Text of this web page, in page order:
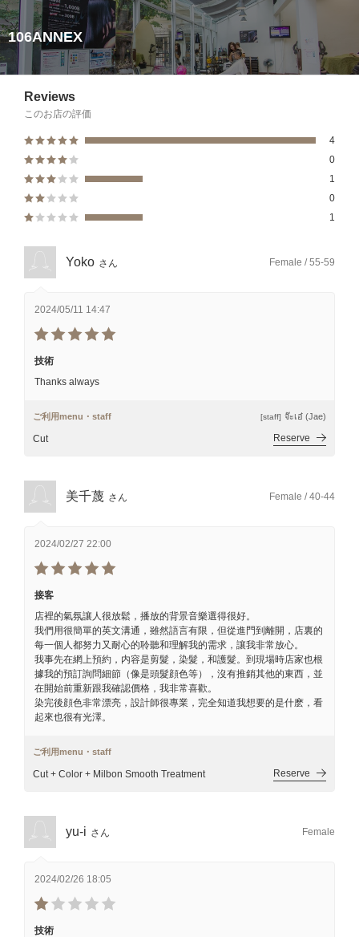
106ANNEX
Reviews
このお店の評価
4
0
1
0
1
Yoko さん Female / 55-59
2024/05/11 14:47
技術
Thanks always
ご利用menu・staff [staff] จ๊ะเอ๋ (Jae)
Cut Reserve
美千蔑 さん Female / 40-44
2024/02/27 22:00
接客
店裡的氣氛讓人很放鬆，播放的背景音樂選得很好。
我們用很簡單的英文溝通，雖然語言有限，但從進門到離開，店裏的
每一個人都努力又耐心的聆聽和理解我的需求，讓我非常放心。
我事先在網上預約，内容是剪髮，染髮，和護髮。到現場時店家也根
據我的預訂詢問細節（像是頭髮顔色等），沒有推銷其他的東西，並
在開始前重新跟我確認價格，我非常喜歡。
染完後顔色非常漂亮，設計師很專業，完全知道我想要的是什麽，看
起來也很有光澤。
ご利用menu・staff
Cut + Color + Milbon Smooth Treatment Reserve
yu-i さん Female
2024/02/26 18:05
技術